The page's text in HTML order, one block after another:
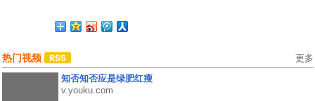
热门视频 更多
知否知否应是绿肥红瘦
v.youku.com